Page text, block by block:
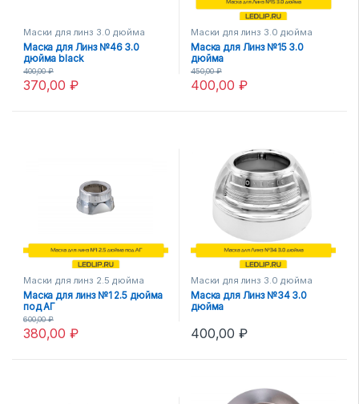
Маски для линз 3.0 дюйма
Маска для Линз №46 3.0
дюйма black
370,00₽
400,00₽
Маски для линз 3.0 дюйма
Маска для Линз №15 3.0
дюйма
400,00₽
450,00₽
Маски для линз 2.5 дюйма
Маска для линз №1 2.5 дюйма
под АГ
380,00₽
600,00₽
Маски для линз 3.0 дюйма
Маска для Линз №34 3.0
дюйма
400,00₽